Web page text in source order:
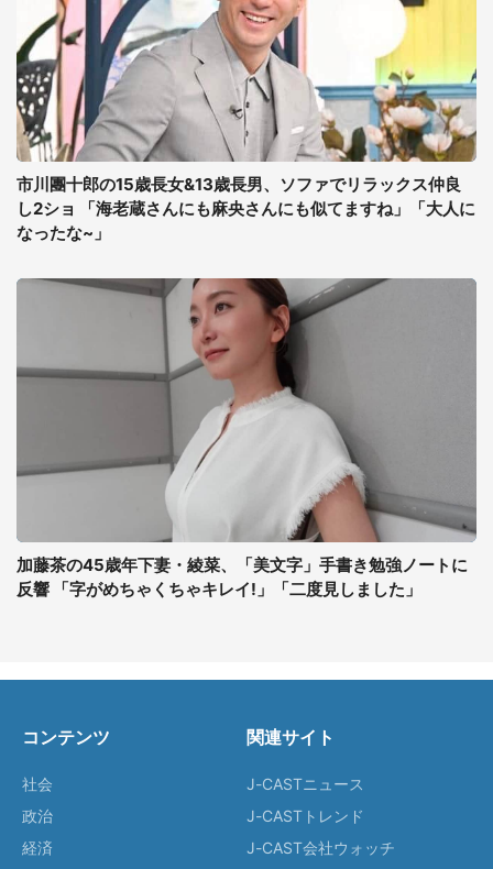
市川團十郎の15歳長女&13歳長男、ソファでリラックス仲良
し2ショ 「海老蔵さんにも麻央さんにも似てますね」「大人に
なったな~」
加藤茶の45歳年下妻・綾菜、「美文字」手書き勉強ノートに
反響 「字がめちゃくちゃキレイ!」「二度見しました」
コンテンツ
社会
政治
経済
関連サイト
J-CASTニュース
J-CASTトレンド
J-CAST会社ウォッチ